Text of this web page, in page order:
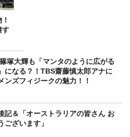
す
塚大輝も「マンタのように広がる
になる？！TBS齋藤慎太郎アナに
ンズフィジークの魅力！！
記＆「オーストラリアの皆さん お
ございます」